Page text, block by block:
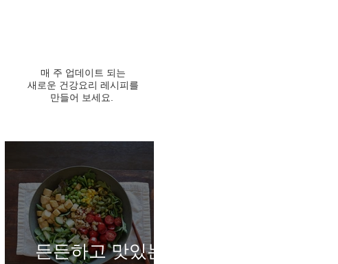
매 주 업데이트 되는
새로운 건강요리 레시피를
만들어 보세요.
든든하고 맛있는